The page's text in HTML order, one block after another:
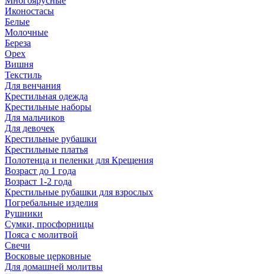
Иконостасы
Белые
Молочные
Береза
Орех
Вишня
Текстиль
Для венчания
Крестильная одежда
Крестильные наборы
Для мальчиков
Для девочек
Крестильные рубашки
Крестильные платья
Полотенца и пеленки для Крещения
Возраст до 1 года
Возраст 1-2 года
Крестильные рубашки для взрослых
Погребальные изделия
Рушники
Сумки, просфорницы
Пояса с молитвой
Свечи
Восковые церковные
Для домашней молитвы